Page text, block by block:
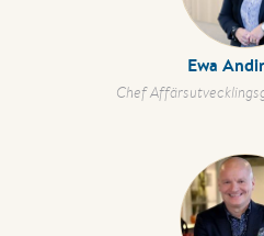
Ewa
Chef